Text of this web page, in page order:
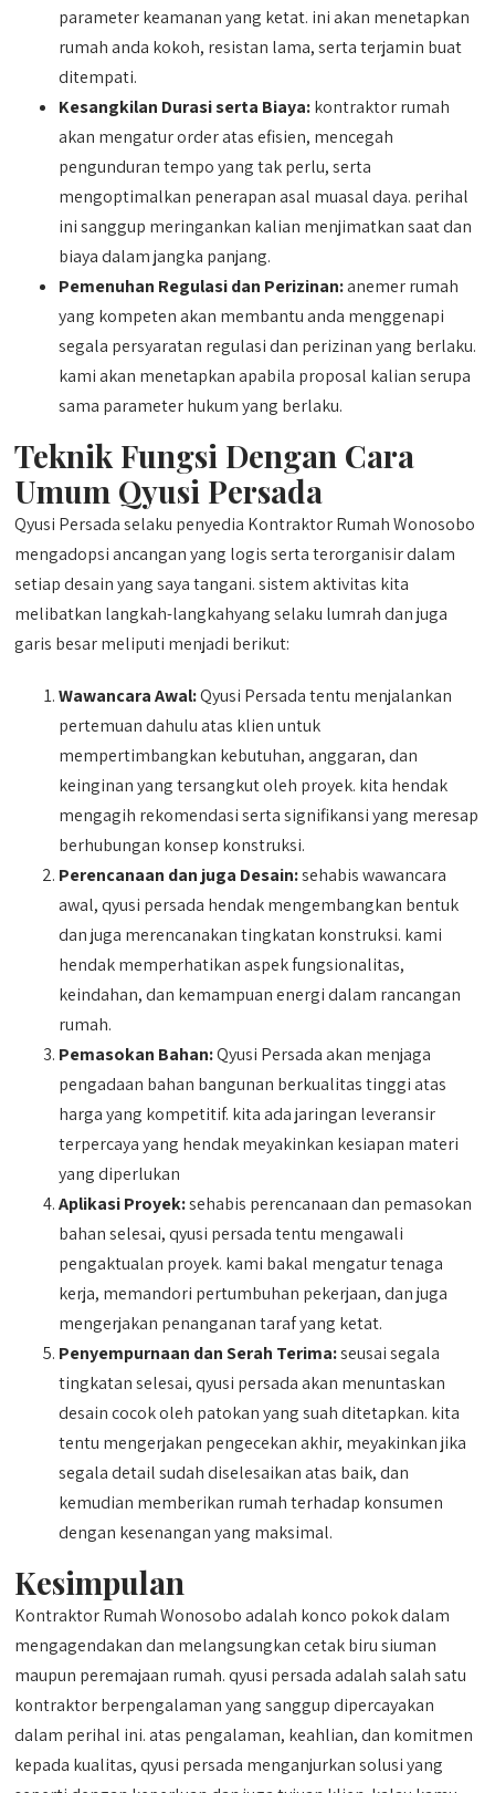
parameter keamanan yang ketat. ini akan menetapkan
rumah anda kokoh, resistan lama, serta terjamin buat
ditempati.
Kesangkilan Durasi serta Biaya:kontraktor rumah
akan mengatur order atas efisien, mencegah
pengunduran tempo yang tak perlu, serta
mengoptimalkan penerapan asal muasal daya. perihal
ini sanggup meringankan kalian menjimatkan saat dan
biaya dalam jangka panjang.
Pemenuhan Regulasi dan Perizinan:anemer rumah
yang kompeten akan membantu anda menggenapi
segala persyaratan regulasi dan perizinan yang berlaku.
kami akan menetapkan apabila proposal kalian serupa
sama parameter hukum yang berlaku.
Teknik Fungsi Dengan Cara
Umum Qyusi Persada
Qyusi Persada selaku penyedia Kontraktor Rumah Wonosobo
mengadopsi ancangan yang logis serta terorganisir dalam
setiap desain yang saya tangani. sistem aktivitas kita
melibatkan langkah-langkahyang selaku lumrah dan juga
garis besar meliputi menjadi berikut:
Wawancara Awal:Qyusi Persada tentu menjalankan
pertemuan dahulu atas klien untuk
mempertimbangkan kebutuhan, anggaran, dan
keinginan yang tersangkut oleh proyek. kita hendak
mengagih rekomendasi serta signifikansi yang meresap
berhubungan konsep konstruksi.
Perencanaan dan juga Desain:sehabis wawancara
awal, qyusi persada hendak mengembangkan bentuk
dan juga merencanakan tingkatan konstruksi. kami
hendak memperhatikan aspek fungsionalitas,
keindahan, dan kemampuan energi dalam rancangan
rumah.
Pemasokan Bahan:Qyusi Persada akan menjaga
pengadaan bahan bangunan berkualitas tinggi atas
harga yang kompetitif. kita ada jaringan leveransir
terpercaya yang hendak meyakinkan kesiapan materi
yang diperlukan
Aplikasi Proyek:sehabis perencanaan dan pemasokan
bahan selesai, qyusi persada tentu mengawali
pengaktualan proyek. kami bakal mengatur tenaga
kerja, memandori pertumbuhan pekerjaan, dan juga
mengerjakan penanganan taraf yang ketat.
Penyempurnaan dan Serah Terima:seusai segala
tingkatan selesai, qyusi persada akan menuntaskan
desain cocok oleh patokan yang suah ditetapkan. kita
tentu mengerjakan pengecekan akhir, meyakinkan jika
segala detail sudah diselesaikan atas baik, dan
kemudian memberikan rumah terhadap konsumen
dengan kesenangan yang maksimal.
Kesimpulan
Kontraktor Rumah Wonosobo adalah konco pokok dalam
mengagendakan dan melangsungkan cetak biru siuman
maupun peremajaan rumah. qyusi persada adalah salah satu
kontraktor berpengalaman yang sanggup dipercayakan
dalam perihal ini. atas pengalaman, keahlian, dan komitmen
kepada kualitas, qyusi persada menganjurkan solusi yang